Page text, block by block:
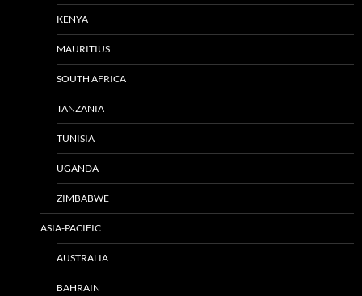
KENYA
MAURITIUS
SOUTH AFRICA
TANZANIA
TUNISIA
UGANDA
ZIMBABWE
ASIA-PACIFIC
AUSTRALIA
BAHRAIN